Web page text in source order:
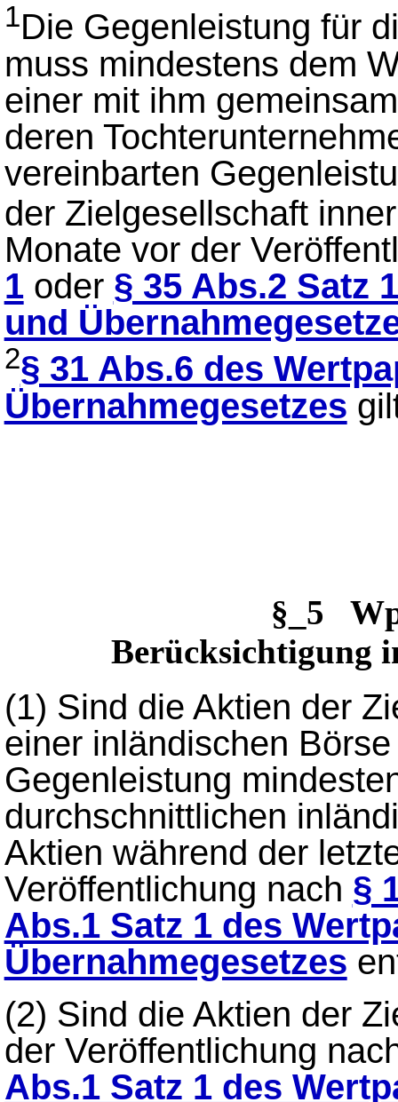
1Die Gegenleistung für
muss mindestens dem
einer mit ihm
deren
vereinbarten
der Zielgesellschaft
Monate vor der
1oder § 35 Abs.2 Satz
und
2§ 31 Abs.6 des
Übernahmegesetzes
§_5
Berücksichtigung
(1) Sind die Aktien der
einer inländischen
Gegenleistung
durchschnittlichen
Aktien während der
Veröffentlichung nach §
Abs.1 Satz 1 des
Übernahmegesetzes
(2) Sind die Aktien der
der Veröffentlichung
Abs.1 Satz 1 des